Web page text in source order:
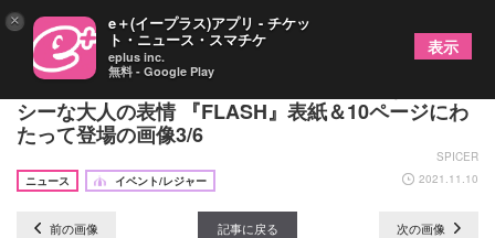
女優・伊原六花が4つの衣装でこれまでにないセク
シーな大人の表情 『FLASH』表紙＆10ページにわ
たって登場の画像3/6
SPICER
ニュース
イベント/レジャー 2021.11.10
前の画像 記事に戻る 次の画像
× e＋(イープラス)アプリ - チケッ
ト・ニュース・スマチケ
eplus inc.
無料 - Google Play
表示